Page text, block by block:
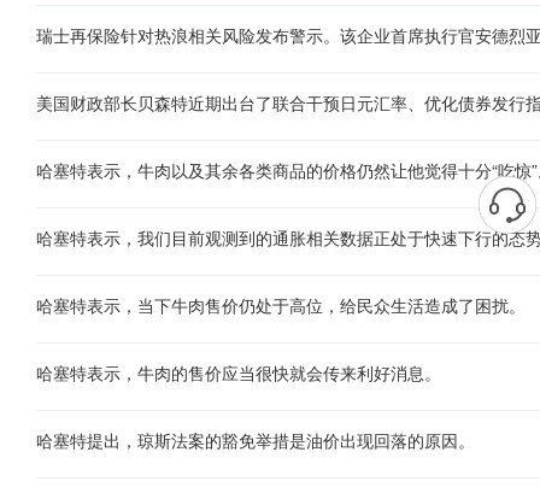
哈塞特表示，牛肉以及其余各类商品的价格仍然让他觉得十分“吃惊
哈塞特表示，我们目前观测到的通胀相关数据正处于快速下行的态
哈塞特表示，当下牛肉售价仍处于高位，给民众生活造成了困扰。
哈塞特表示，牛肉的售价应当很快就会传来利好消息。
哈塞特提出，琼斯法案的豁免举措是油价出现回落的原因。